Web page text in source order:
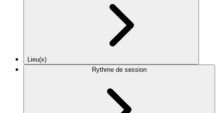
Lieu(x)
Rythme de session